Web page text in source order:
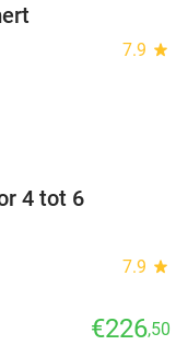
7.9 star
4 tot 6
7.9 star
€226,50